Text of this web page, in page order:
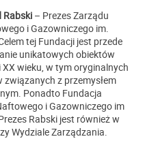
Rabski – Prezes Zarządu
i Gazowniczego im.
tej Fundacji jest przede
unikatowych obiektów
wieku, w tym oryginalnych
z przemysłem
Ponadto Fundacja
i Gazowniczego im
Rabski jest również w
Wydziale Zarządzania.